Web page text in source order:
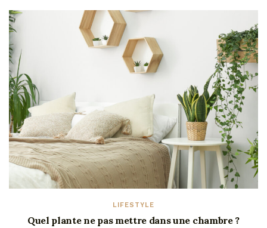
LIFESTYLE
Quel plante ne pas mettre dans une chambre ?